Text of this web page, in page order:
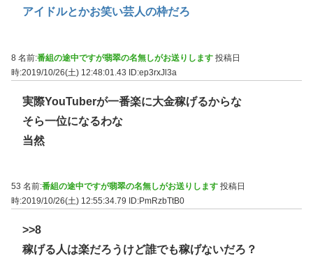
アイドルとかお笑い芸人の枠だろ
8 名前:番組の途中ですが翡翠の名無しがお送りします 投稿日
時:2019/10/26(土) 12:48:01.43 ID:ep3rxJl3a
実際YouTuberが一番楽に大金稼げるからな
そら一位になるわな
当然
53 名前:番組の途中ですが翡翠の名無しがお送りします 投稿日
時:2019/10/26(土) 12:55:34.79
ID:PmRzbTtB0
>>8
稼げる人は楽だろうけど誰でも稼げないだろ？